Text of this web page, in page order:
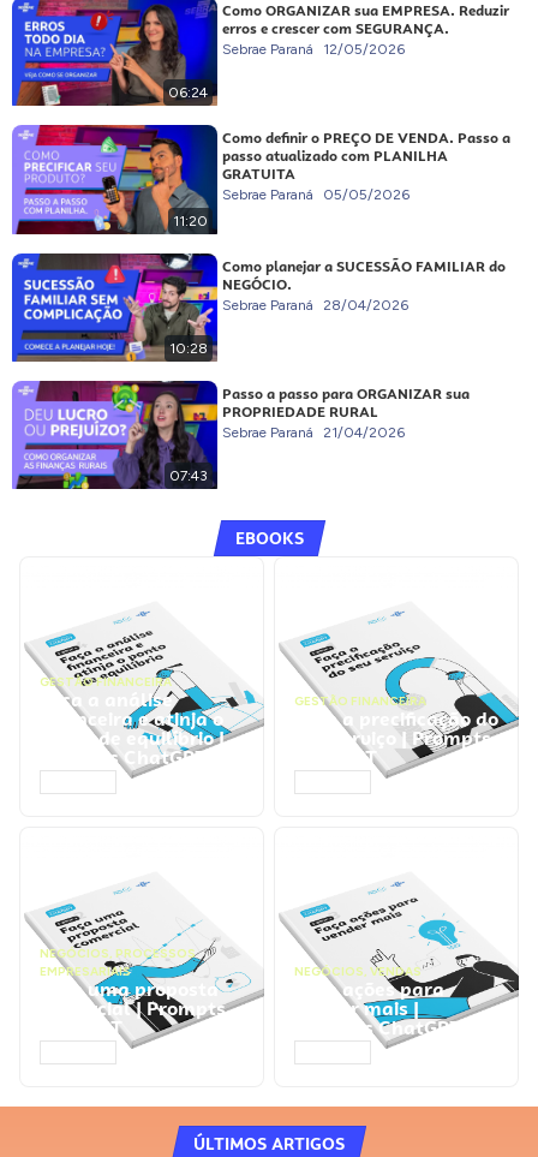
06:24
Como ORGANIZAR sua EMPRESA. Reduzir
erros e crescer com SEGURANÇA.
Sebrae Paraná 12/05/2026
11:20
Como definir o PREÇO DE VENDA. Passo a
passo atualizado com PLANILHA
GRATUITA
Sebrae Paraná 05/05/2026
10:28
Como planejar a SUCESSÃO FAMILIAR do
NEGÓCIO.
Sebrae Paraná 28/04/2026
07:43
Passo a passo para ORGANIZAR sua
PROPRIEDADE RURAL
Sebrae Paraná 21/04/2026
EBOOKS
GESTÃO FINANCEIRA
Faça a análise
financeira e atinja o
ponto de equilíbrio |
Prompts ChatGPT
GESTÃO FINANCEIRA
Faça a precificação do
seu serviço | Prompts
ChatGPT
NEGÓCIOS, PROCESSOS
EMPRESARIAIS
Faça uma proposta
comercial | Prompts
ChatGPT
NEGÓCIOS, VENDAS
Faça ações para
vender mais |
Prompts ChatGPT
ÚLTIMOS ARTIGOS